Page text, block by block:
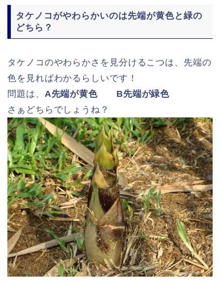
タケノコがやわらかいのは先端が黄色と緑の
どちら？
タケノコのやわらかさを見分けるこつは、先端の
色を見ればわかるらしいです！
問題は、 A先端が黄色 B先端が緑色
さぁどちらでしょうね？